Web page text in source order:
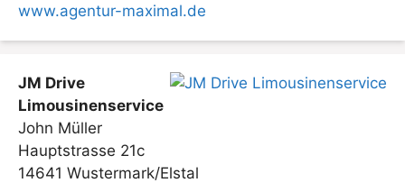
www.agentur-maximal.de
JM Drive
Limousinenservice
John Müller
Hauptstrasse 21c
14641 Wustermark/Elstal